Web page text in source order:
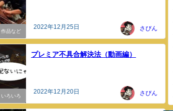
作品など
2022年12月25日 さびん
いろいろ
プレミア不具合解決法（動画編）
2022年12月20日 さびん